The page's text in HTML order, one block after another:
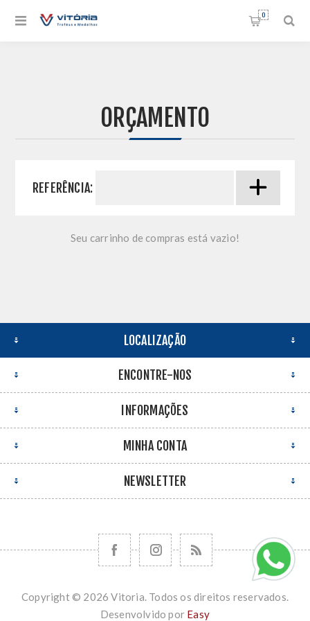
0
ORÇAMENTO
REFERÊNCIA:
Seu carrinho de compras está vazio!
LOCALIZAÇÃO
ENCONTRE-NOS
INFORMAÇÕES
MINHA CONTA
NEWSLETTER
Copyright © 2026 Vitoria. Todos os direitos reservados.
Desenvolvido por Easy